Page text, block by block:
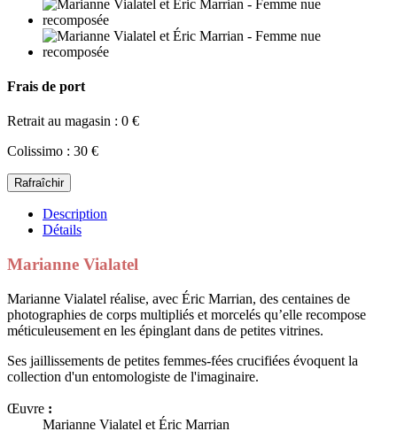
Frais de port
Retrait au magasin : 0 €
Colissimo : 30 €
Description
Détails
Marianne Vialatel
Marianne Vialatel réalise, avec Éric Marrian, des centaines de
photographies de corps multipliés et morcelés qu’elle recompose
méticuleusement en les épinglant dans de petites vitrines.
Ses jaillissements de petites femmes-fées crucifiées évoquent la
collection d'un entomologiste de l'imaginaire.
Œuvre :
Marianne Vialatel et Éric Marrian